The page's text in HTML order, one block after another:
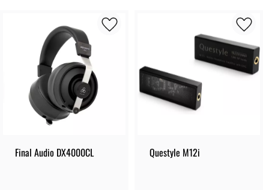
Final Audio DX4000CL Questyle M12i